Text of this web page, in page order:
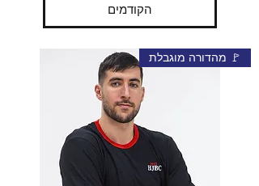
הקודמים
🚩 מהדורה מוגבלת